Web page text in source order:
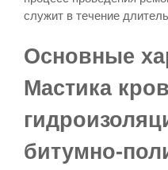
служит в течение
Основные
Мастика
битумно-